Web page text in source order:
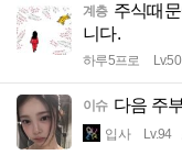
계층 주식때
니다.
하루5프로 Lv.50
이슈 다음 주
입사 Lv.94